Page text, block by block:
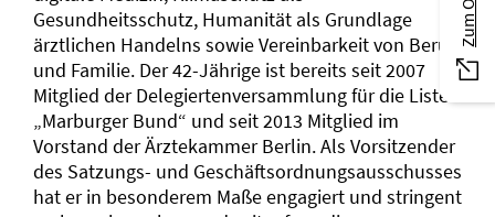
Gesundheitsschutz, Humanität als Grundlage
ärztlichen Handelns sowie Vereinbarkeit von Beruf
und Familie. Der 42-Jährige ist bereits seit 2007
Mitglied der Delegiertenversammlung für die Liste
„Marburger Bund“ und seit 2013 Mitglied im
Vorstand der Ärztekammer Berlin. Als Vorsitzender
des Satzungs- und Geschäftsordnungsausschusses
hat er in besonderem Maße engagiert und stringent